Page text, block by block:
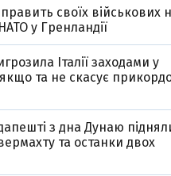
своїх військових
у Гренландії
Італії заходами у
якщо та не скасує
з дна Дунаю
та останки двох